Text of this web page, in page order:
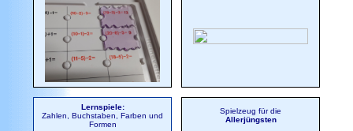
Lernspiele:
Zahlen, Buchstaben, Farben und
Formen
Spielzeug für die
Allerjüngsten